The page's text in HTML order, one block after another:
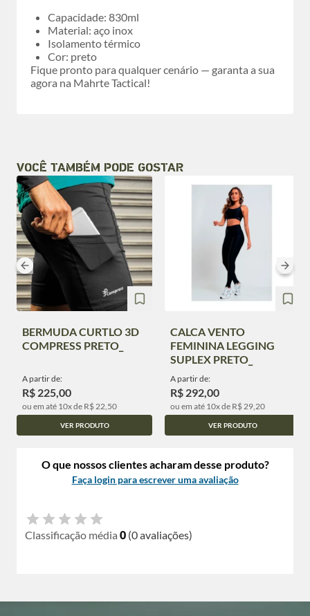
Capacidade: 830ml
Material: aço inox
Isolamento térmico
Cor: preto
Fique pronto para qualquer cenário — garanta a sua
agora na Mahrte Tactical!
VOCÊ TAMBÉM PODE GOSTAR
BERMUDA CURTLO 3D
COMPRESS PRETO_
A partir de:
R$ 225,00
ou em até 10x de R$ 22,50
VER PRODUTO
CALCA VENTO
FEMININA LEGGING
SUPLEX PRETO_
A partir de:
R$ 292,00
ou em até 10x de R$ 29,20
VER PRODUTO
O que nossos clientes acharam desse produto?
Faça login para escrever uma avaliação
Classificação média 0 (0 avaliações)